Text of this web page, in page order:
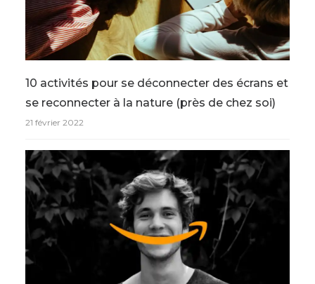
10 activités pour se déconnecter des écrans et
se reconnecter à la nature (près de chez soi)
21 février 2022